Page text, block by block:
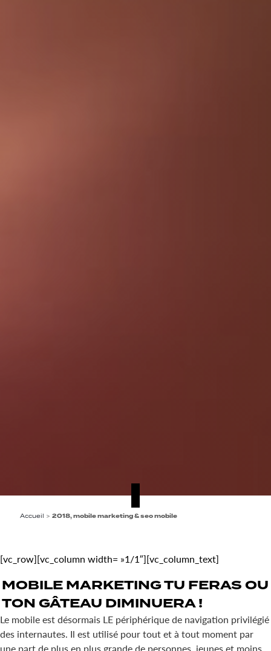
Accueil > 2018, mobile marketing & seo mobile
[vc_row][vc_column width= »1/1″][vc_column_text]
MOBILE MARKETINGTU FERAS OU
TON GÂTEAU DIMINUERA!
Le mobile est désormais LE périphérique de navigation privilégié
des internautes. Il est utilisé pour tout et à tout moment par
une part de plus en plus grande de personnes, jeunes et moins